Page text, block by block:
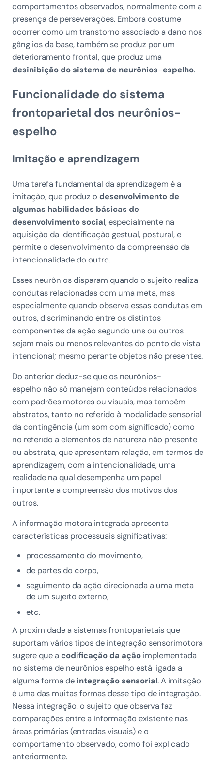
comportamentos observados, normalmente com a
presença de perseverações. Embora costume
ocorrer como um transtorno associado a dano nos
gânglios da base, também se produz por um
deterioramento frontal, que produz uma
desinibição do sistema de neurônios-espelho.
Funcionalidade do sistema
frontoparietal dos neurônios-
espelho
Imitação e aprendizagem
Uma tarefa fundamental da aprendizagem é a
imitação, que produz o desenvolvimento de
algumas habilidades básicas de
desenvolvimento social, especialmente na
aquisição da identificação gestual, postural, e
permite o desenvolvimento da compreensão da
intencionalidade do outro.
Esses neurônios disparam quando o sujeito realiza
condutas relacionadas com uma meta, mas
especialmente quando observa essas condutas em
outros, discriminando entre os distintos
componentes da ação segundo uns ou outros
sejam mais ou menos relevantes do ponto de vista
intencional; mesmo perante objetos não presentes.
Do anterior deduz-se que os neurônios-
espelho não só manejam conteúdos relacionados
com padrões motores ou visuais, mas também
abstratos, tanto no referido à modalidade sensorial
da contingência (um som com significado) como
no referido a elementos de natureza não presente
ou abstrata, que apresentam relação, em termos de
aprendizagem, com a intencionalidade, uma
realidade na qual desempenha um papel
importante a compreensão dos motivos dos
outros.
A informação motora integrada apresenta
características processuais significativas:
processamento do movimento,
de partes do corpo,
seguimento da ação direcionada a uma meta
de um sujeito externo,
etc.
A proximidade a sistemas frontoparietais que
suportam vários tipos de integração sensorimotora
sugere que a codificação da ação implementada
no sistema de neurônios espelho está ligada a
alguma forma de integração sensorial. A imitação
é uma das muitas formas desse tipo de integração.
Nessa integração, o sujeito que observa faz
comparações entre a informação existente nas
áreas primárias (entradas visuais) e o
comportamento observado, como foi explicado
anteriormente.